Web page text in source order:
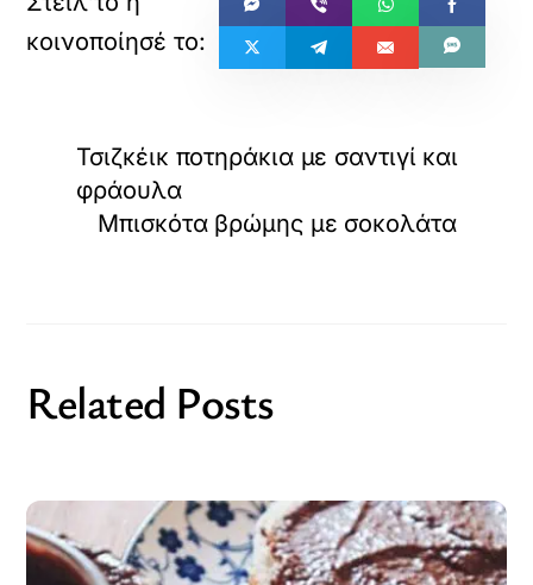
Τσιζκέικ ποτηράκια με σαντιγί και
φράουλα
Μπισκότα βρώμης με σοκολάτα
Related Posts